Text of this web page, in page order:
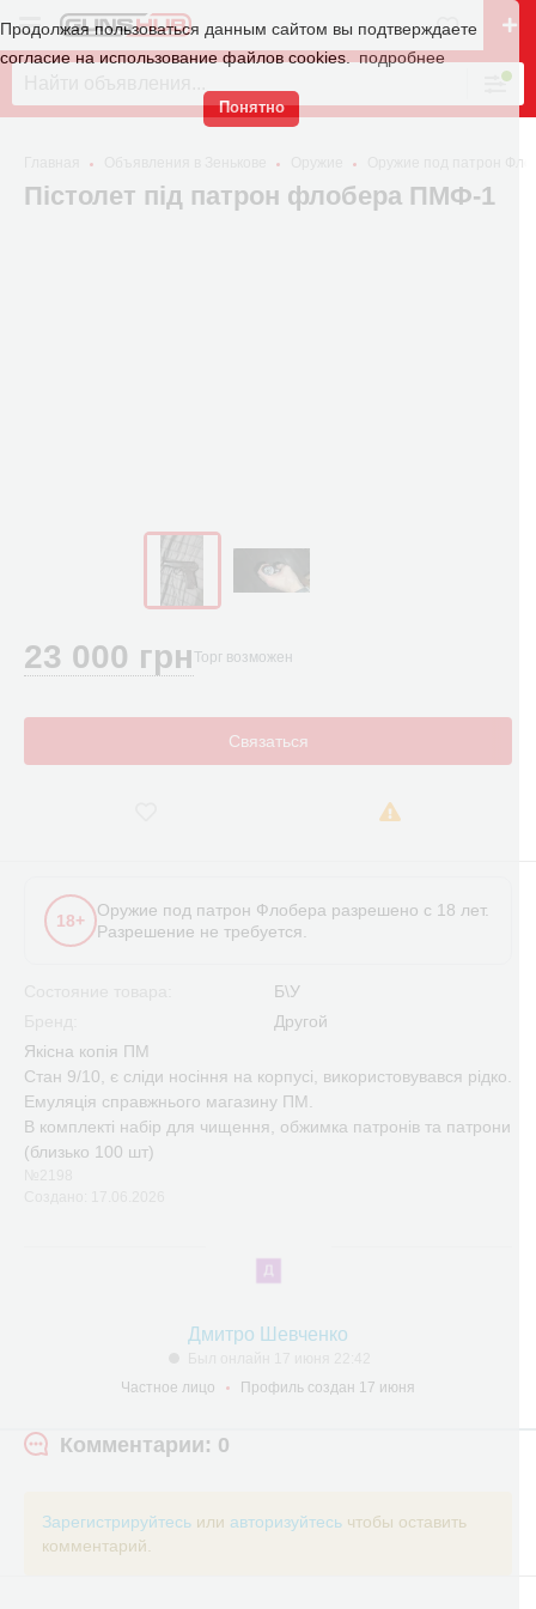
Продолжая пользоваться данным сайтом вы подтверждаете
согласие на использование файлов cookies.
подробнее
Понятно
Оружие под патрон
Пістолет під патрон флобера ПМФ-1
23 000 грнТорг возможен
Связаться
18+
Оружие под патрон Флобера разрешено с 18 лет.
Разрешение не требуется.
Б\У
Другой
Якісна копія ПМ
Стан 9/10, є сліди носіння на корпусі, використовувався рідко.
Емуляція справжнього магазину ПМ.
В комплекті набір для чищення, обжимка патронів та патрони
(близько 100 шт)
Дмитро Шевченко
Частное лицо
Профиль создан 17 июня
Комментарии: 0
Зарегистрируйтесь или авторизуйтесь чтобы оставить
комментарий.